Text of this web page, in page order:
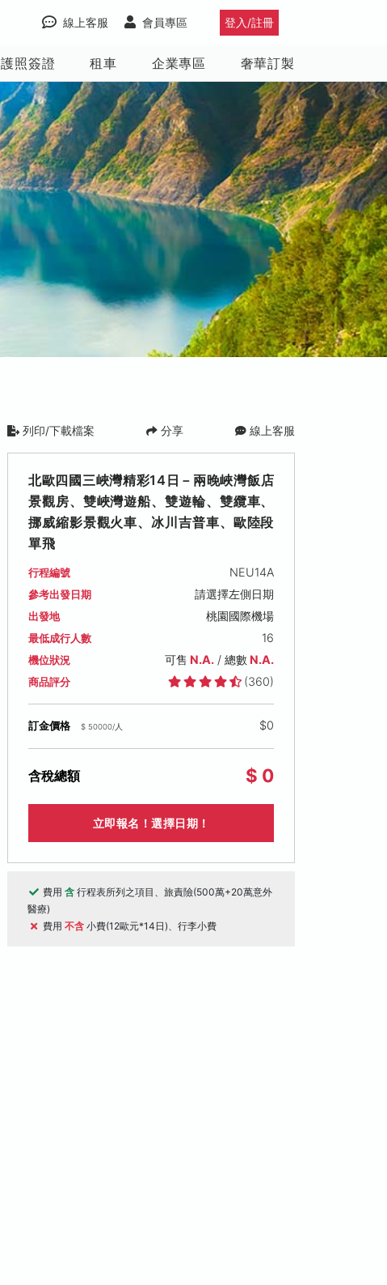
登入/註冊
會員專區
線上客服
護照簽證 租車 企業專區 奢華訂製
列印/下載檔案 分享 線上客服
北歐四國三峽灣精彩14日－兩晚峽灣飯店
景觀房、雙峽灣遊船、雙遊輪、雙纜車、
挪威縮影景觀火車、冰川吉普車、歐陸段
單飛
行程編號 NEU14A
參考出發日期 請選擇左側日期
出發地 桃園國際機場
最低成行人數 16
機位狀況 可售 N.A./ 總數N.A.
商品評分 (360)
訂金價格 $ 50000/人 $0
含稅總額 $ 0
立即報名！選擇日期！
費用 含 行程表所列之項目、旅責險(500萬+20萬意外
醫療)
費用 不含 小費(12歐元*14日)、行李小費